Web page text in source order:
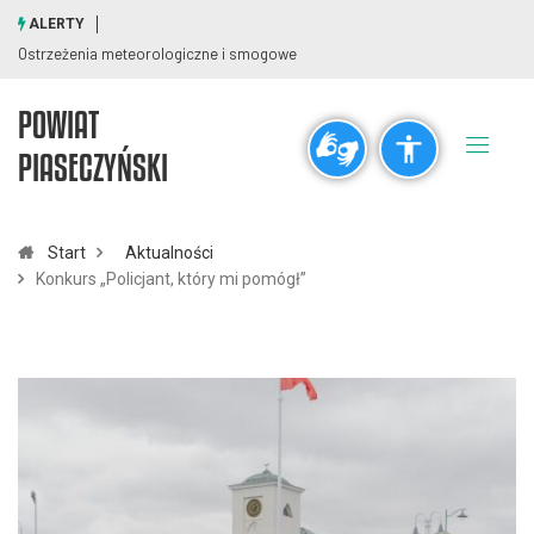
visibility_off title
Rozdzielczość
ALERTY
Ostrzeżenia meteorologiczne i smogowe
POWIAT
PIASECZYŃSKI
Start
Aktualności
Konkurs „Policjant, który mi pomógł”